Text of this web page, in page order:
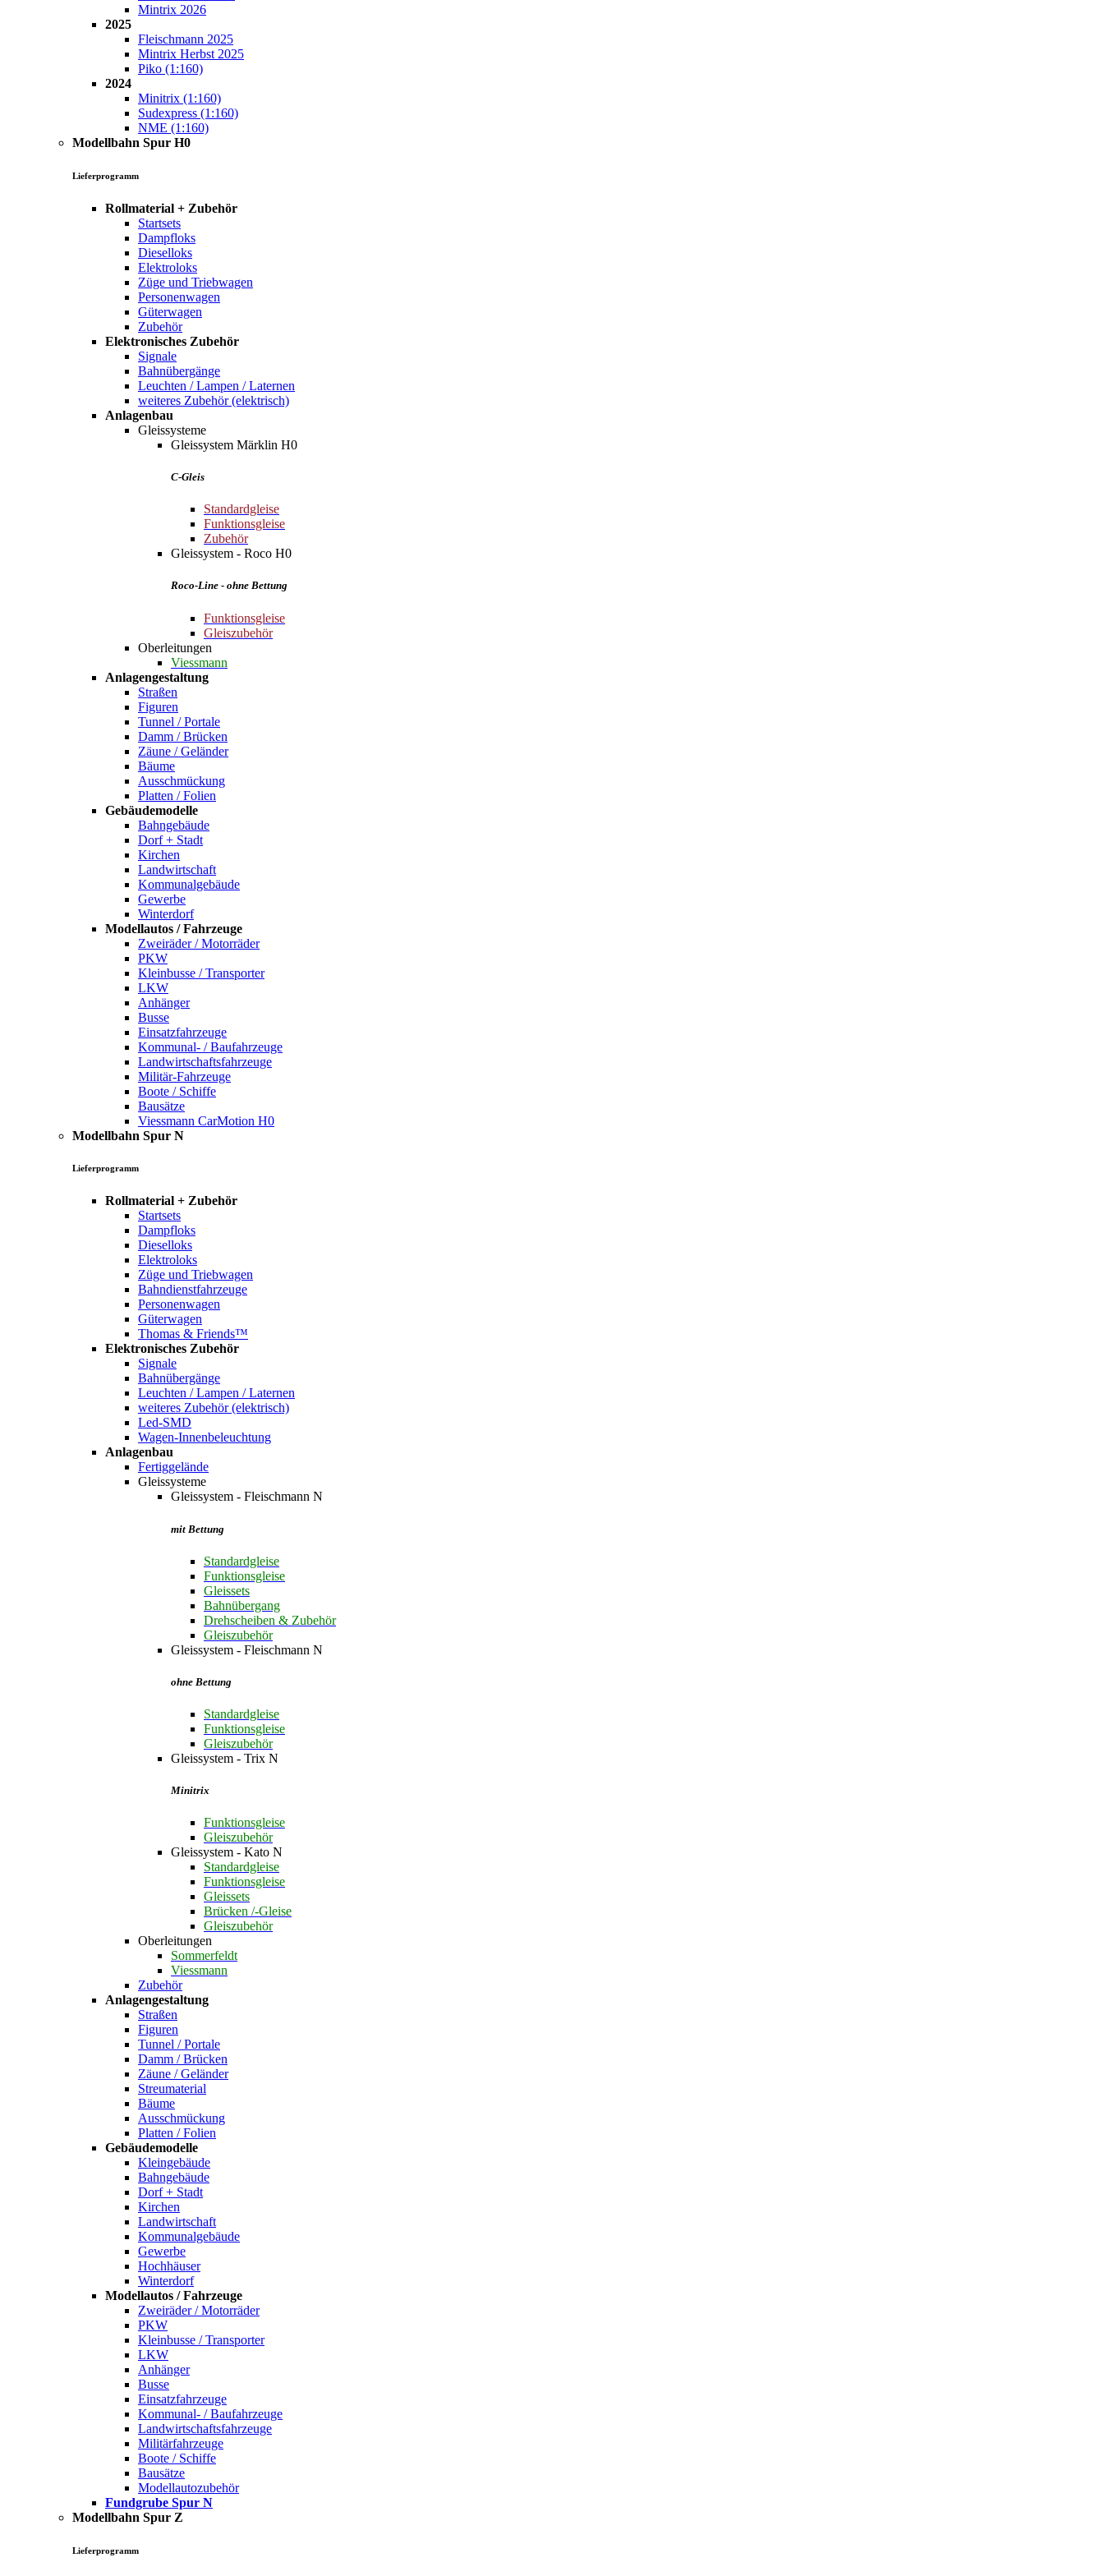
Mintrix 2026
2025
Fleischmann 2025
Mintrix Herbst 2025
Piko (1:160)
2024
Minitrix (1:160)
Sudexpress (1:160)
NME (1:160)
Modellbahn Spur H0
Lieferprogramm
Rollmaterial + Zubehör
Startsets
Dampfloks
Dieselloks
Elektroloks
Züge und Triebwagen
Personenwagen
Güterwagen
Zubehör
Elektronisches Zubehör
Signale
Bahnübergänge
Leuchten / Lampen / Laternen
weiteres Zubehör (elektrisch)
Anlagenbau
Gleissysteme
Gleissystem Märklin H0
C-Gleis
Standardgleise
Funktionsgleise
Zubehör
Gleissystem - Roco H0
Roco-Line - ohne Bettung
Funktionsgleise
Gleiszubehör
Oberleitungen
Viessmann
Anlagengestaltung
Straßen
Figuren
Tunnel / Portale
Damm / Brücken
Zäune / Geländer
Bäume
Ausschmückung
Platten / Folien
Gebäudemodelle
Bahngebäude
Dorf + Stadt
Kirchen
Landwirtschaft
Kommunalgebäude
Gewerbe
Winterdorf
Modellautos / Fahrzeuge
Zweiräder / Motorräder
PKW
Kleinbusse / Transporter
LKW
Anhänger
Busse
Einsatzfahrzeuge
Kommunal- / Baufahrzeuge
Landwirtschaftsfahrzeuge
Militär-Fahrzeuge
Boote / Schiffe
Bausätze
Viessmann CarMotion H0
Modellbahn Spur N
Lieferprogramm
Rollmaterial + Zubehör
Startsets
Dampfloks
Dieselloks
Elektroloks
Züge und Triebwagen
Bahndienstfahrzeuge
Personenwagen
Güterwagen
Thomas & Friends™
Elektronisches Zubehör
Signale
Bahnübergänge
Leuchten / Lampen / Laternen
weiteres Zubehör (elektrisch)
Led-SMD
Wagen-Innenbeleuchtung
Anlagenbau
Fertiggelände
Gleissysteme
Gleissystem - Fleischmann N
mit Bettung
Standardgleise
Funktionsgleise
Gleissets
Bahnübergang
Drehscheiben & Zubehör
Gleiszubehör
Gleissystem - Fleischmann N
ohne Bettung
Standardgleise
Funktionsgleise
Gleiszubehör
Gleissystem - Trix N
Minitrix
Funktionsgleise
Gleiszubehör
Gleissystem - Kato N
Standardgleise
Funktionsgleise
Gleissets
Brücken /-Gleise
Gleiszubehör
Oberleitungen
Sommerfeldt
Viessmann
Zubehör
Anlagengestaltung
Straßen
Figuren
Tunnel / Portale
Damm / Brücken
Zäune / Geländer
Streumaterial
Bäume
Ausschmückung
Platten / Folien
Gebäudemodelle
Kleingebäude
Bahngebäude
Dorf + Stadt
Kirchen
Landwirtschaft
Kommunalgebäude
Gewerbe
Hochhäuser
Winterdorf
Modellautos / Fahrzeuge
Zweiräder / Motorräder
PKW
Kleinbusse / Transporter
LKW
Anhänger
Busse
Einsatzfahrzeuge
Kommunal- / Baufahrzeuge
Landwirtschaftsfahrzeuge
Militärfahrzeuge
Boote / Schiffe
Bausätze
Modellautozubehör
Fundgrube Spur N
Modellbahn Spur Z
Lieferprogramm